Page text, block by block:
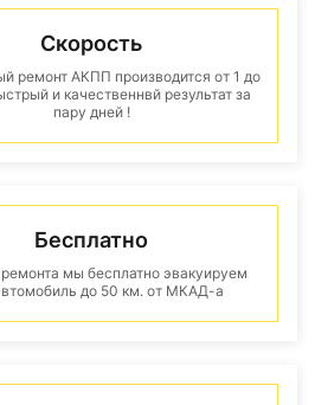
Скорость
ремонт АКПП производится от 1 до
и качественнвй результат за
пару дней !
Бесплатно
мы бесплатно эвакуируем
до 50 км. от МКАД-а